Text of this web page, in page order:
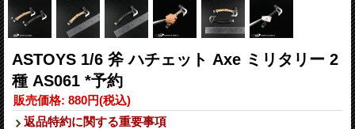
ASTOYS 1/6 斧 ハチェット Axe ミリタリー 2
種 AS061 *予約
販売価格: 880円(税込)
返品特約に関する重要事項